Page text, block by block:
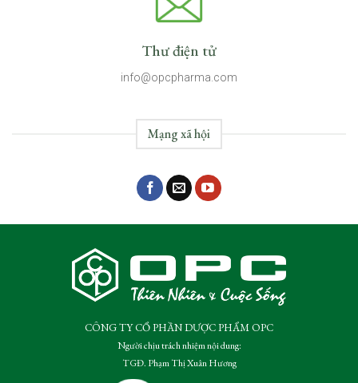
Thư điện tử
info@opcpharma.com
Mạng xã hội
CÔNG TY CỔ PHẦN DƯỢC PHẨM OPC
Người chịu trách nhiệm nội dung:
TGĐ. Phạm Thị Xuân Hương